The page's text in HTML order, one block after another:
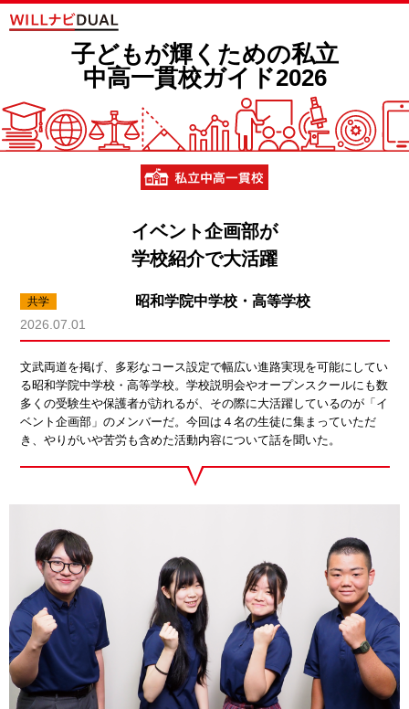
子どもが輝くための私立
中高一貫校ガイド2026
イベント企画部が
学校紹介で大活躍
昭和学院中学校・高等学校
2026.07.01
文武両道を掲げ、多彩なコース設定で幅広い進路実現を可能にしてい
る昭和学院中学校・高等学校。学校説明会やオープンスクールにも数
多くの受験生や保護者が訪れるが、その際に大活躍しているのが「イ
ベント企画部」のメンバーだ。今回は４名の生徒に集まっていただ
き、やりがいや苦労も含めた活動内容について話を聞いた。